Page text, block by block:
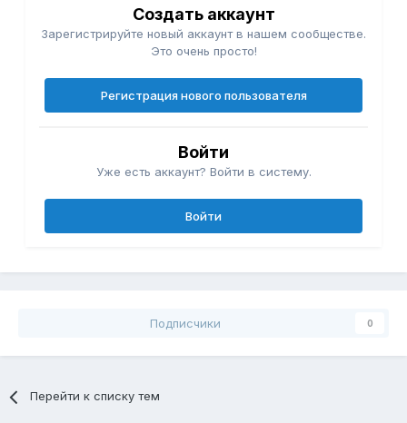
Создать аккаунт
Зарегистрируйте новый аккаунт в нашем сообществе.
Это очень просто!
Регистрация нового пользователя
Войти
Уже есть аккаунт? Войти в систему.
Войти
Подписчики 0
Перейти к списку тем